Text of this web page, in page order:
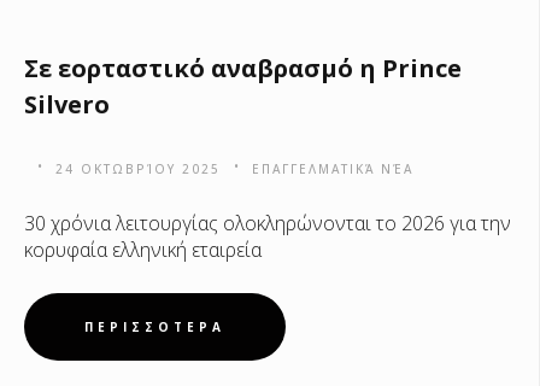
Σε εορταστικό αναβρασμό η Prince
Silvero
24 ΟΚΤΩΒΡΊΟΥ 2025 ΕΠΑΓΓΕΛΜΑΤΙΚΆ ΝΈΑ
30 χρόνια λειτουργίας ολοκληρώνονται το 2026 για την
κορυφαία ελληνική εταιρεία
ΠΕΡΙΣΣΟΤΕΡΑ